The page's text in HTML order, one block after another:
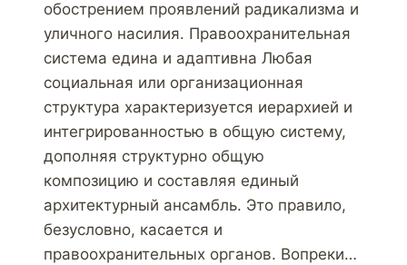
обострением проявлений радикализма и
уличного насилия. Правоохранительная
система едина и адаптивна Любая
социальная или организационная
структура характеризуется иерархией и
интегрированностью в общую систему,
дополняя структурно общую
композицию и составляя единый
архитектурный ансамбль. Это правило,
безусловно, касается и
правоохранительных органов. Вопреки…